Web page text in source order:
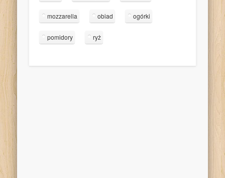
mozzarella obiad ogórki
pomidory ryż